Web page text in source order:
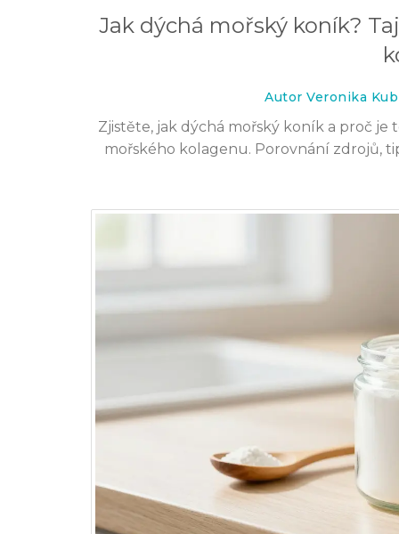
Jak dýchá mořský koník?
Autor Veronika
Zjistěte, jak dýchá mořský koník a proč
mořského kolagenu. Porovnání zdrojů,